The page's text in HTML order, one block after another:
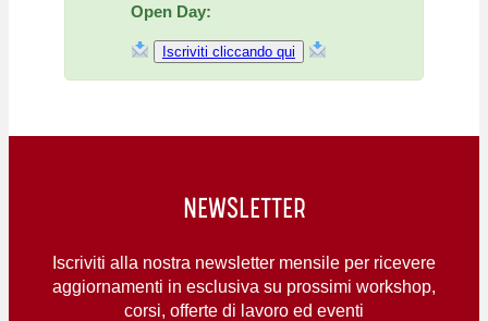
Open Day:
Iscriviti cliccando qui
NEWSLETTER
Iscriviti alla nostra newsletter mensile per ricevere
aggiornamenti in esclusiva su prossimi workshop,
corsi, offerte di lavoro ed eventi